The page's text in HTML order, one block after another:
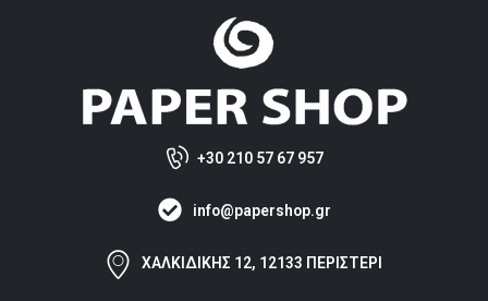
+30 210 57 67 957
info@papershop.gr
ΧΑΛΚΙΔΙΚΗΣ 12, 12133 ΠΕΡΙΣΤΕΡΙ